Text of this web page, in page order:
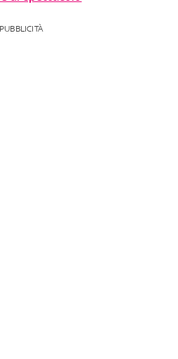
PUBBLICITÀ